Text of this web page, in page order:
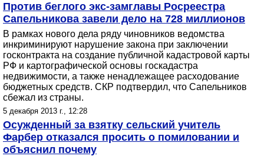
Против беглого экс-замглавы Росреестра
Сапельникова завели дело на 728 миллионов
В рамках нового дела ряду чиновников ведомства
инкриминируют нарушение закона при заключении
госконтракта на создание публичной кадастровой карты
РФ и картографической основы госкадастра
недвижимости, а также ненадлежащее расходование
бюджетных средств. СКР подтвердил, что Сапельников
сбежал из страны.
5 декабря 2013 г., 12:28
Осужденный за взятку сельский учитель
Фарбер отказался просить о помиловании и
объяснил почему